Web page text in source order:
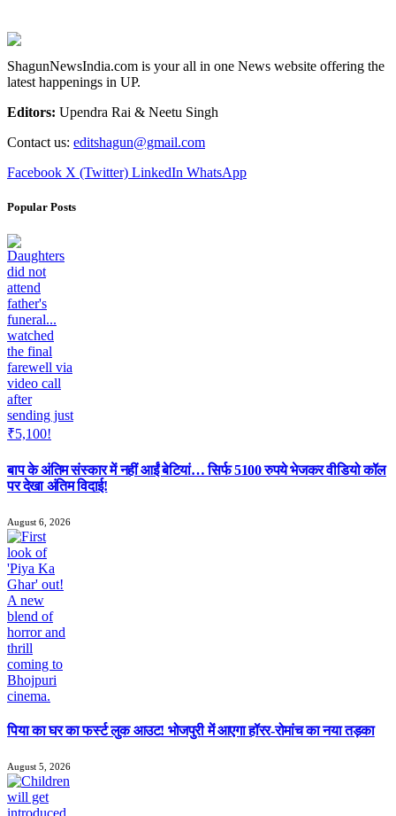
ShagunNewsIndia.com is your all in one News website offering the
latest happenings in UP.
Editors: Upendra Rai & Neetu Singh
Contact us: editshagun@gmail.com
Facebook X (Twitter) LinkedIn WhatsApp
Popular Posts
बाप के अंतिम संस्कार में नहीं आईं बेटियां… सिर्फ 5100 रुपये भेजकर वीडियो कॉल
पर देखा अंतिम विदाई!
August 6, 2026
पिया का घर का फर्स्ट लुक आउट! भोजपुरी में आएगा हॉरर-रोमांच का नया तड़का
August 5, 2026